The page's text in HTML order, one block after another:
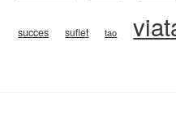
succes suflet tao